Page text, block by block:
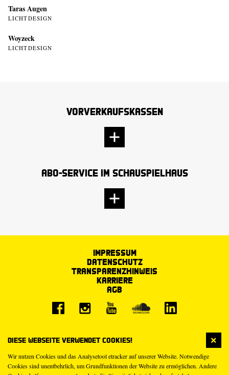
Diese Webseite verwendet Cookies!
Wir nutzen Cookies und das Analysetool etracker auf unserer Website. Notwendige
Cookies sind unentbehrlich, um Grundfunktionen der Website zu ermöglichen. Andere
Taras Augen
LICHTDESIGN
Woyzeck
LICHTDESIGN
Vorverkaufskassen
Abo-Service im Schauspielhaus
Impressum
Datenschutz
Transparenzhinweis
Karriere
AGB